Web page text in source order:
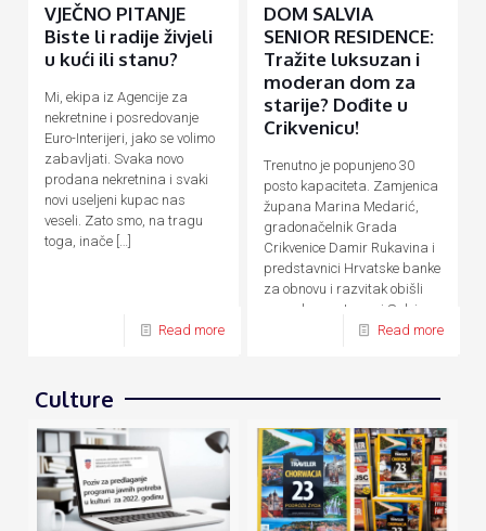
VJEČNO PITANJE
Biste li radije živjeli
u kući ili stanu?
Mi, ekipa iz Agencije za
nekretnine i posredovanje
Euro-Interijeri, jako se volimo
zabavljati. Svaka novo
prodana nekretnina i svaki
novi useljeni kupac nas
veseli. Zato smo, na tragu
toga, inače […]
Read more
DOM SALVIA
SENIOR RESIDENCE:
Tražite luksuzan i
moderan dom za
starije? Dođite u
Crikvenicu!
Trenutno je popunjeno 30
posto kapaciteta. Zamjenica
župana Marina Medarić,
gradonačelnik Grada
Crikvenice Damir Rukavina i
predstavnici Hrvatske banke
za obnovu i razvitak obišli
su nedavno otvoreni Salvia
Senior Residence, […]
Read more
Culture